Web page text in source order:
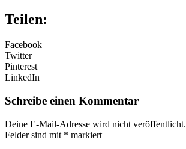
Teilen:
Facebook
Twitter
Pinterest
LinkedIn
Schreibe einen Kommentar
Deine E-Mail-Adresse wird nicht veröffentlicht.
Felder sind mit * markiert